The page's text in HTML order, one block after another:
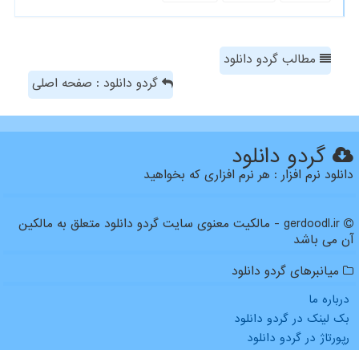
مطالب گردو دانلود
گردو دانلود : صفحه اصلی
گردو دانلود
دانلود نرم افزار : هر نرم افزاری که بخواهید
gerdoodl.ir - مالکیت معنوی سایت گردو دانلود متعلق به مالکین
آن می باشد
میانبرهای گردو دانلود
درباره ما
بک لینک در گردو دانلود
رپورتاژ در گردو دانلود